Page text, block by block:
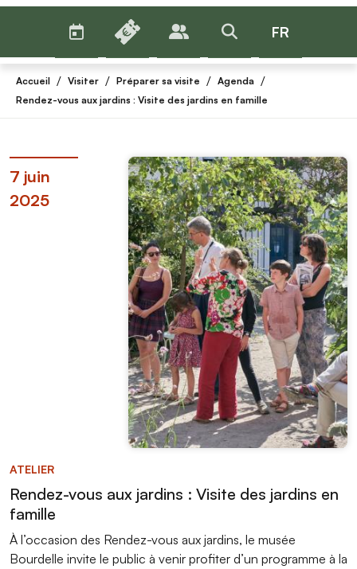
BILLETTERIE
PUBLICS >RECHERCHER
FR
Accueil / Visiter / Préparer sa visite / Agenda /
Rendez-vous aux jardins : Visite des jardins en famille
7 juin
2025
ATELIER
Rendez-vous aux jardins : Visite des jardins en
famille
À l’occasion des Rendez-vous aux jardins, le musée
Bourdelle invite le public à venir profiter d’un programme à la